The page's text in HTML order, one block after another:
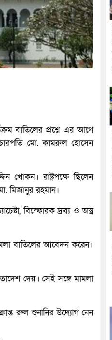
বাতিলের প্রশ্নে এর আগে
মো. কামরুল হোসেন
খোকন। রাষ্ট্রপক্ষে ছিলেন
মিজানুর রহমান।
বিস্ফোরক দ্রব্য ও অস্ত্র
বাতিলের আবেদন করেন।
দেয়। সেই সঙ্গে মামলা
রুল শুনানির উদ্যোগ নেন